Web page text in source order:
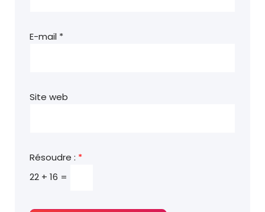
E-mail *
Site web
Résoudre : *
22 + 16 =